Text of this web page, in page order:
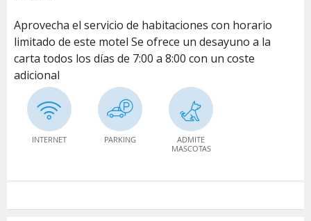
Aprovecha el servicio de habitaciones con horario
limitado de este motel Se ofrece un desayuno a la
carta todos los días de 7:00 a 8:00 con un coste
adicional
INTERNET PARKING
ADMITE
MASCOTAS